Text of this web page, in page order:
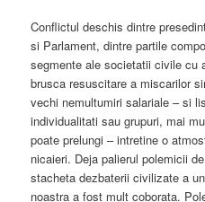
Conflictul deschis dintre
si Parlament, dintre partile
segmente ale societatii civile cu
brusca resuscitare a miscarilor
vechi nemultumiri salariale – si
individualitati sau grupuri, mai
poate prelungi – intretine o
nicaieri. Deja palierul polemicii
stacheta dezbaterii civilizate a
noastra a fost mult coborata.